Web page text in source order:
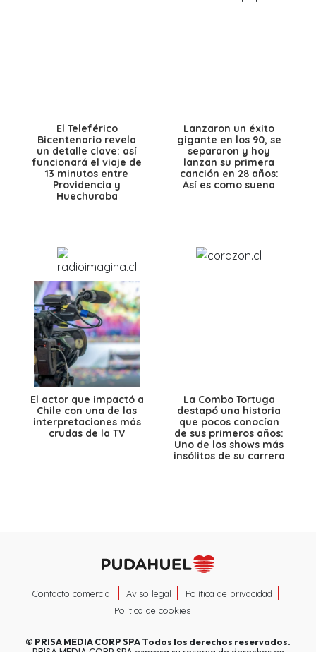
El Teleférico
Bicentenario revela
un detalle clave: así
funcionará el viaje de
13 minutos entre
Providencia y
Huechuraba
Lanzaron un éxito
gigante en los 90, se
separaron y hoy
lanzan su primera
canción en 28 años:
Así es como suena
El actor que impactó a
Chile con una de las
interpretaciones más
crudas de la TV
La Combo Tortuga
destapó una historia
que pocos conocían
de sus primeros años:
Uno de los shows más
insólitos de su carrera
Contacto comercial Aviso legal
Política de privacidad
Política de cookies
© PRISA MEDIA CORP SPATodos los derechos reservados.